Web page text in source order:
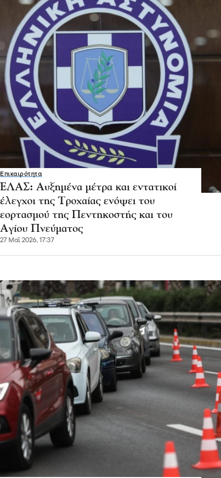
εορτασμού της Πεντηκοστής και του
Αγίου Πνεύματος
27 Μαΐ 2026, 17:37
Πρωτομαγιά: Μέτρα τροχαίας για
ασφαλείς διαδρομές
28 Απρ 2026, 22:22